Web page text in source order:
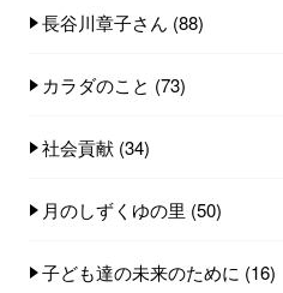
長谷川章子さん (88)
カラダのこと (73)
社会貢献 (34)
月のしずくゆの里 (50)
子ども達の未来のために (16)